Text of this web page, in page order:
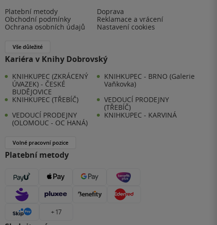
Platební metody
Doprava
Obchodní podmínky
Reklamace a vrácení
Ochrana osobních údajů
Nastavení cookies
Vše důležité
Kariéra v Knihy Dobrovský
KNIHKUPEC (ZKRÁCENÝ
ÚVAZEK) - ČESKÉ
BUDĚJOVICE
KNIHKUPEC - BRNO (Galerie
Vaňkovka)
KNIHKUPEC (TŘEBÍČ)
VEDOUCÍ PRODEJNY
(TŘEBÍČ)
VEDOUCÍ PRODEJNY
(OLOMOUC - OC HANÁ)
KNIHKUPEC - KARVINÁ
Volné pracovní pozice
Platební metody
+ 17